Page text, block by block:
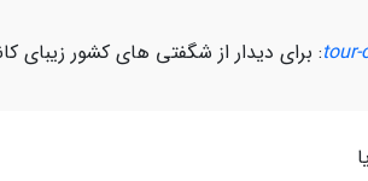
: برای دیدار از شگفتی های کشور زیبای کانادا و دریافت